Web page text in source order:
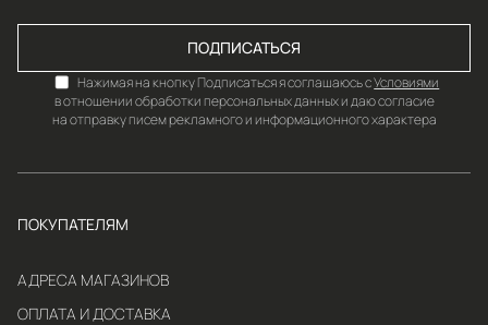
ПОДПИСАТЬСЯ
Нажимая на кнопку Подписаться я соглашаюсь сУсловиями
в отношении обработки персональных данных и даю согласие
на отправку писем рекламного и информационного характера
ПОКУПАТЕЛЯМ
АДРЕСА МАГАЗИНОВ
ОПЛАТА И ДОСТАВКА